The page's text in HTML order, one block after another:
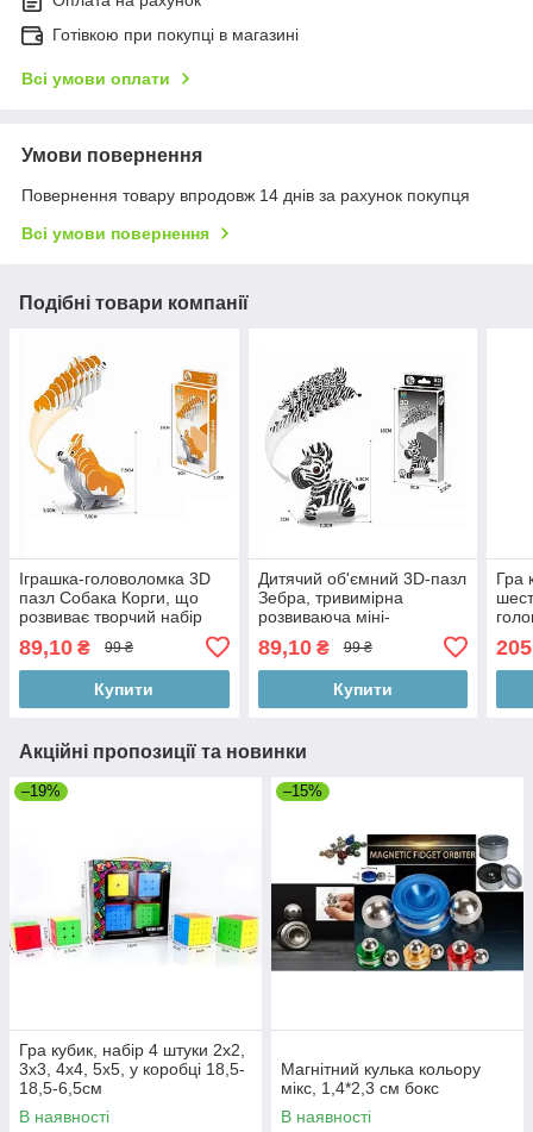
Готівкою при покупці в магазині
Всі умови оплати
Умови повернення
Повернення товару впродовж 14 днів за рахунок покупця
Всі умови повернення
Подібні товари компанії
Іграшка-головоломка 3D
пазл Собака Корги, що
розвиває творчий набір
коробка 16 × 8 см
89,10 ₴ 99 ₴
Купити
Дитячий об'ємний 3D-пазл
Зебра, тривимірна
розвиваюча міні-
7,3×3×6,8 см, у коробці
16×2,5×8 см
89,10₴ 99 ₴
Купити
Гра
Акційні пропозиції та новинки
–19%
Гра кубик, набір 4 штуки 2х2,
3х3, 4х4, 5х5, у коробці 18,5-
18,5-6,5см
В наявності
–15%
Магнітний кулька кольору
мікс, 1,4*2,3 см бокс
В наявності